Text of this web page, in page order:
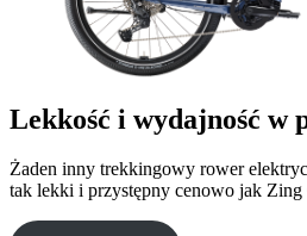
Lekkość i wydajność w
Żaden inny trekkingowy rower
tak lekki i przystępny cenowo jak Zing